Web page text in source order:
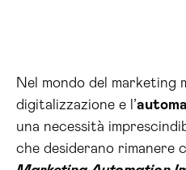
Nel mondo del marketing
digitalizzazione e l’
una necessità
che desiderano rimanere